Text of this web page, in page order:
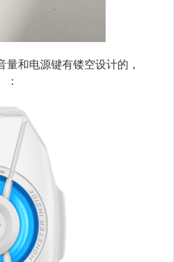
和电源键有镂空设计的，